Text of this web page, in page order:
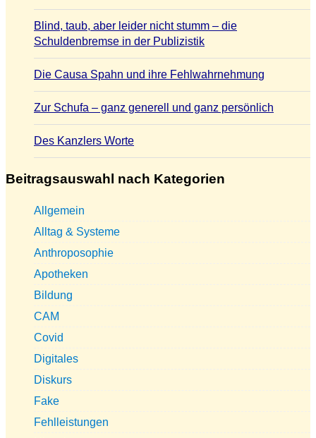
Blind, taub, aber leider nicht stumm – die
Schuldenbremse in der Publizistik
Die Causa Spahn und ihre Fehlwahrnehmung
Zur Schufa – ganz generell und ganz persönlich
Des Kanzlers Worte
Beitragsauswahl nach Kategorien
Allgemein
Alltag & Systeme
Anthroposophie
Apotheken
Bildung
CAM
Covid
Digitales
Diskurs
Fake
Fehlleistungen